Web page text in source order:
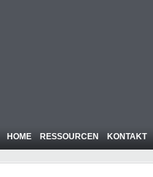
HOME RESSOURCEN KONTAKT